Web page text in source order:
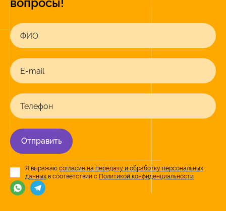
ФИО
E-mail
Телефон
Отправить
Я выражаю согласие на передачу и обработку персональных
данных в соответствии с Политикой конфиденциальности